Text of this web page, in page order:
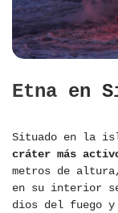
Etna en
Situado en la
cráter más
metros de
en su interior
dios del fuego